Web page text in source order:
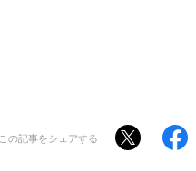
この記事をシェアする